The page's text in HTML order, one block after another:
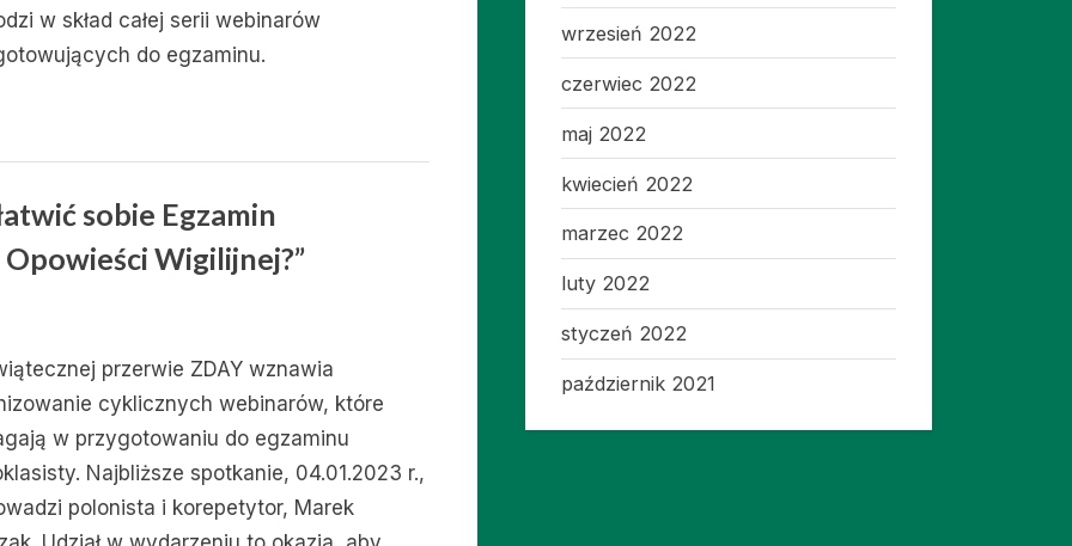
w skład całej serii webinarów
do egzaminu.
sobie Egzamin
Wigilijnej?”
przerwie ZDAY wznawia
cyklicznych webinarów, które
w przygotowaniu do egzaminu
Najbliższe spotkanie, 04.01.2023 r.,
polonista i korepetytor, Marek
wrzesień 2022
czerwiec 2022
maj 2022
kwiecień 2022
marzec 2022
luty 2022
styczeń 2022
październik 2021